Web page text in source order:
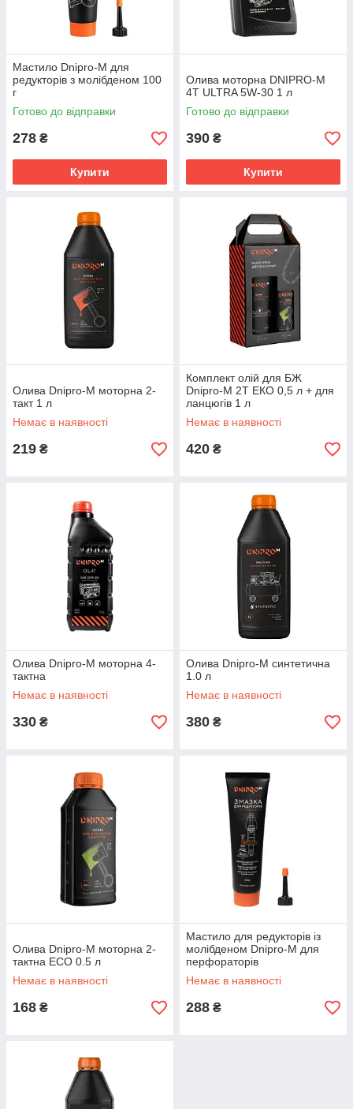
Мастило Dnipro-M для
редукторів з молібденом 100
г
Готово до відправки
278 ₴
Купити
Олива моторна DNIPRO-M
4T ULTRA 5W-30 1 л
Готово до відправки
390 ₴
Купити
Олива Dnipro-M моторна 2-
такт 1 л
Немає в наявності
219 ₴
Комплект олій для БЖ
Dnipro-M 2Т ЕКО 0,5 л + для
ланцюгів 1 л
Немає в наявності
420 ₴
Олива Dnipro-M моторна 4-
тактна
Немає в наявності
330 ₴
Олива Dnipro-M синтетична
1.0 л
Немає в наявності
380 ₴
Олива Dnipro-M моторна 2-
тактна ECO 0.5 л
Немає в наявності
168 ₴
Мастило для редукторів із
молібденом Dnipro-M для
перфораторів
Немає в наявності
288 ₴